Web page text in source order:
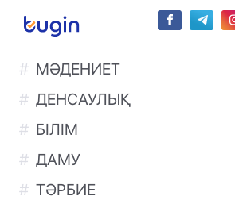
МӘДЕНИЕТ
ДЕНСАУЛЫҚ
БІЛІМ
ДАМУ
ТӘРБИЕ